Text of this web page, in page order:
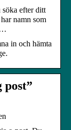
efter ditt
namn som
…
in och hämta
post”